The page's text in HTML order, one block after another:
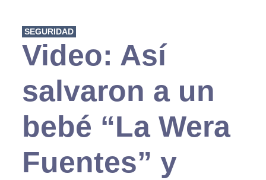
SEGURIDAD
Video: Así
salvaron a un
bebé “La Wera
Fuentes” y